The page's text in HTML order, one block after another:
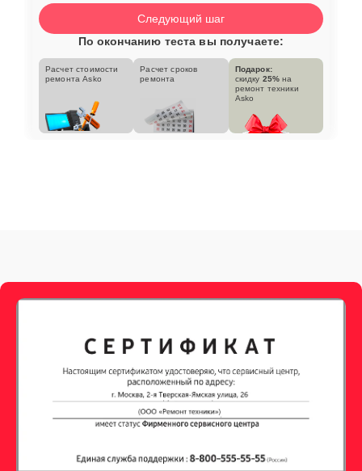
Следующий шаг
По окончанию теста вы получаете:
Расчет стоимости
ремонта Asko
Расчет сроков
ремонта
Подарок:
скидку 25% на
ремонт техники
Asko